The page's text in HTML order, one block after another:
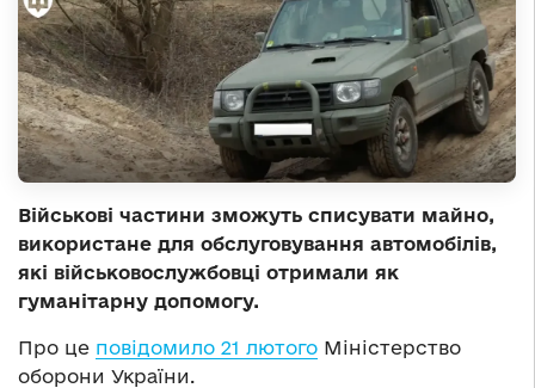
Військові частини зможуть списувати майно,
використане для обслуговування автомобілів,
які військовослужбовці отримали як
гуманітарну допомогу.
Про це повідомило 21 лютого Міністерство
оборони України.